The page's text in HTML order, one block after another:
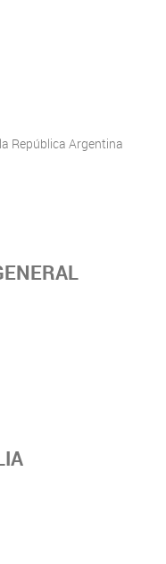
República Argentina